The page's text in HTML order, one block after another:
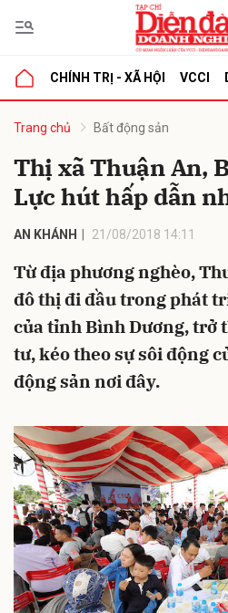
CHÍNH TRỊ - XÃ HỘI VCCI
Trang chủ Bất động sản
Thị xã Thuận An,
Lực hút hấp dẫn
AN KHÁNH 21/08/2018 14:11
Từ địa phương nghèo,
đô thị đi đầu trong phát
của tỉnh Bình Dương, trở
tư, kéo theo sự sôi động
động sản nơi đây.
luận